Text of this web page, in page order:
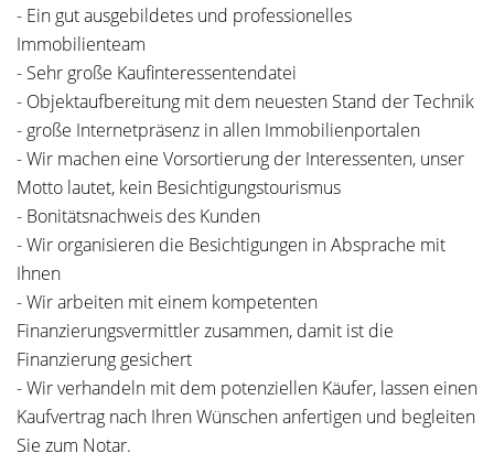
- Ein gut ausgebildetes und professionelles
Immobilienteam
- Sehr große Kaufinteressentendatei
- Objektaufbereitung mit dem neuesten Stand der Technik
- große Internetpräsenz in allen Immobilienportalen
- Wir machen eine Vorsortierung der Interessenten, unser
Motto lautet, kein Besichtigungstourismus
- Bonitätsnachweis des Kunden
- Wir organisieren die Besichtigungen in Absprache mit
Ihnen
- Wir arbeiten mit einem kompetenten
Finanzierungsvermittler zusammen, damit ist die
Finanzierung gesichert
- Wir verhandeln mit dem potenziellen Käufer, lassen einen
Kaufvertrag nach Ihren Wünschen anfertigen und begleiten
Sie zum Notar.